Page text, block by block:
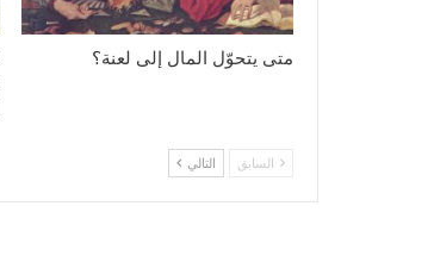
متى يتحوّل المال إلى لعنة؟
السابق التالي